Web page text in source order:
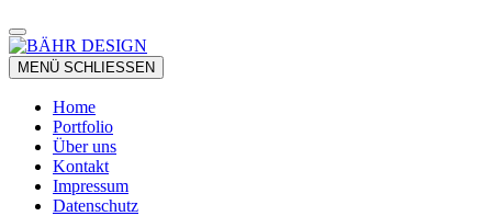
MENÜ SCHLIESSEN
Home
Portfolio
Über uns
Kontakt
Impressum
Datenschutz